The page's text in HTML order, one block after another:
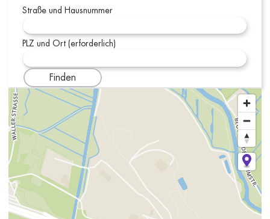
Straße und Hausnummer
PLZ und Ort (erforderlich)
Finden